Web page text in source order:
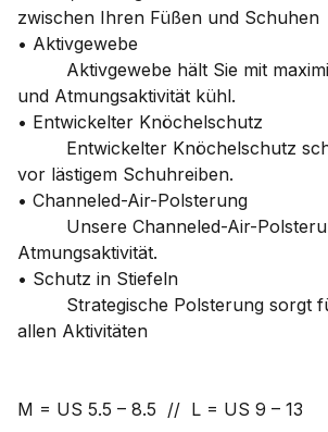
zwischen Ihren Füßen und Schuhen
• Aktivgewebe
Aktivgewebe hält Sie mit
und Atmungsaktivität kühl.
• Entwickelter Knöchelschutz
Entwickelter Knöchelschutz
vor lästigem Schuhreiben.
• Channeled-Air-Polsterung
Unsere Channeled-Air-
Atmungsaktivität.
• Schutz in Stiefeln
Strategische Polsterung sorgt
allen Aktivitäten
M = US 5.5 – 8.5 // L = US 9 – 13